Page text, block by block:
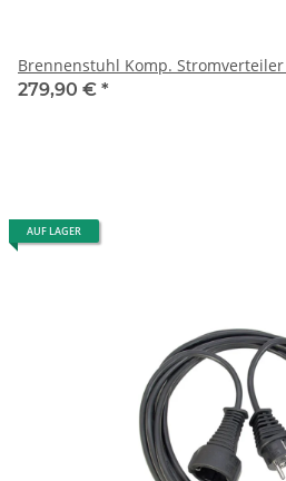
Brennenstuhl Komp. Stromverteiler
279,90 € *
AUF LAGER